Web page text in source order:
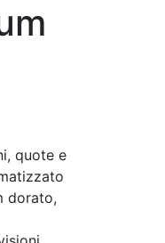
quote e
dorato,